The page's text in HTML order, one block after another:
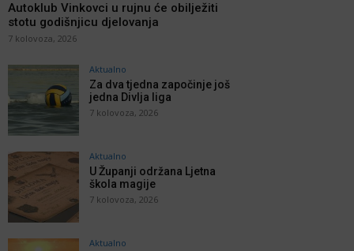
Autoklub Vinkovci u rujnu će obilježiti
stotu godišnjicu djelovanja
7 kolovoza, 2026
Aktualno
Za dva tjedna započinje još
jedna Divlja liga
7 kolovoza, 2026
Aktualno
U Županji održana Ljetna
škola magije
7 kolovoza, 2026
Aktualno